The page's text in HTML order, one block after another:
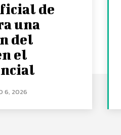
de
una
del
el
6, 2026